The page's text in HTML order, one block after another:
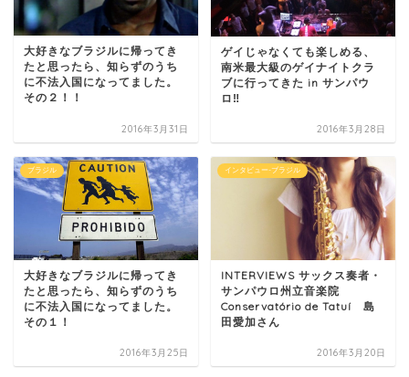
大好きなブラジルに帰ってき
たと思ったら、知らずのうち
に不法入国になってました。
その２！！
2016年3月31日
ゲイじゃなくても楽しめる、
南米最大級のゲイナイトクラ
ブに行ってきた in サンパウ
ロ‼︎
2016年3月28日
ブラジル
大好きなブラジルに帰ってき
たと思ったら、知らずのうち
に不法入国になってました。
その１！
2016年3月25日
インタビュー-ブラジル
INTERVIEWS サックス奏者・
サンパウロ州立音楽院
Conservatório de Tatuí 島
田愛加さん
2016年3月20日